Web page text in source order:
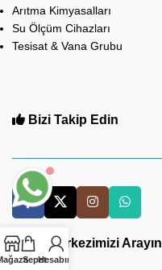
Arıtma Kimyasalları
Su Ölçüm Cihazları
Tesisat & Vana Grubu
Bizi Takip Edin
Çağrı Merkezimizi Arayın
SepetHesabım